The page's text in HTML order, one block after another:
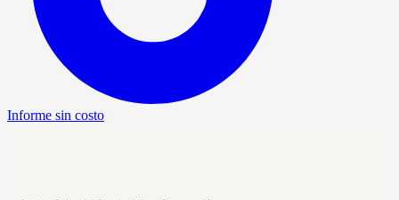
Informe sin costo